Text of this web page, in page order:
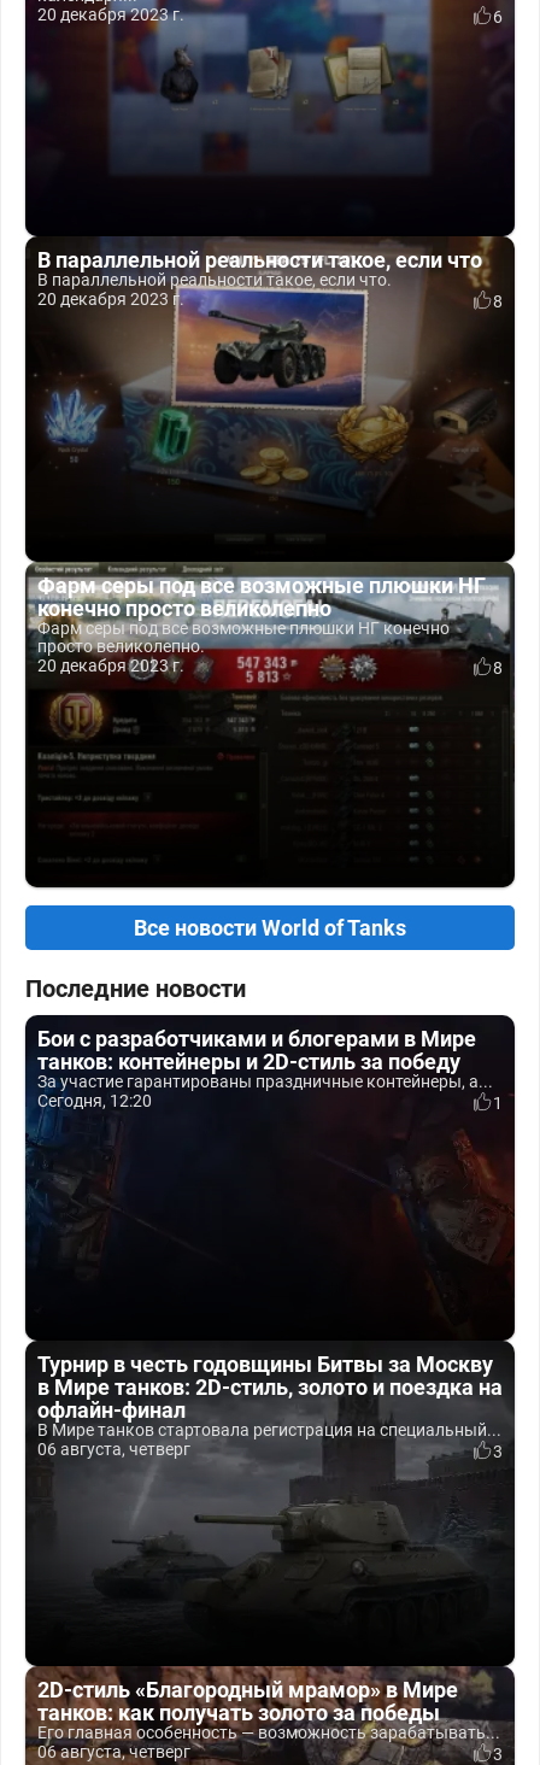
20 декабря 2023 г.
6
В параллельной реальности такое, если что
В параллельной реальности такое, если что.
20 декабря 2023 г.
8
Фарм серы под все возможные плюшки НГ
конечно просто великолепно
Фарм серы под все возможные плюшки НГ конечно
просто великолепно.
20 декабря 2023 г.
8
Все новости World of Tanks
Последние новости
Бои с разработчиками и блогерами в Мире
танков: контейнеры и 2D-стиль за победу
За участие гарантированы праздничные контейнеры, а...
Сегодня, 12:20
1
Турнир в честь годовщины Битвы за Москву
в Мире танков: 2D-стиль, золото и поездка на
офлайн-финал
В Мире танков стартовала регистрация на специальный...
06 августа, четверг
3
2D-стиль «Благородный мрамор» в Мире
танков: как получать золото за победы
Его главная особенность — возможность зарабатывать...
06 августа, четверг
3